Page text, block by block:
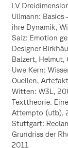
LV
Ullmann:
ihre Dynamik,
Saiz: Emotion
Designer
Balzert, Helmut,
Uwe Kern:
Quellen,
Witten: W3L,
Texttheorie.
Attempto (utb),
Stuttgart:
Grundriss der
2011